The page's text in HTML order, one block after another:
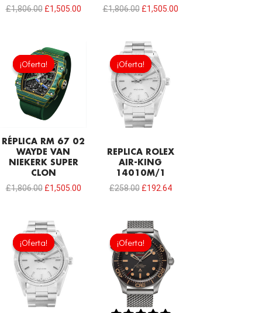
£1,806.00 £1,505.00
£1,806.00 £1,505.00
¡Oferta!
¡Oferta!
RÉPLICA RM 67 02
WAYDE VAN
NIEKERK SUPER
CLON
£1,806.00
El
precio
original
era:
£1,806.00.
£1,505.00
£1,505.00.
¡Oferta!
¡Oferta!
REPLICA ROLEX
AIR-KING
14010M/1
£258.00
El
precio
original
era:
£258.00.
£192.64
¡Oferta!
¡Oferta!
El
precio
original
era:
£258.00.
¡Oferta!
¡Oferta!
El
precio
original
era:
£301.00.
es:
£208.12.